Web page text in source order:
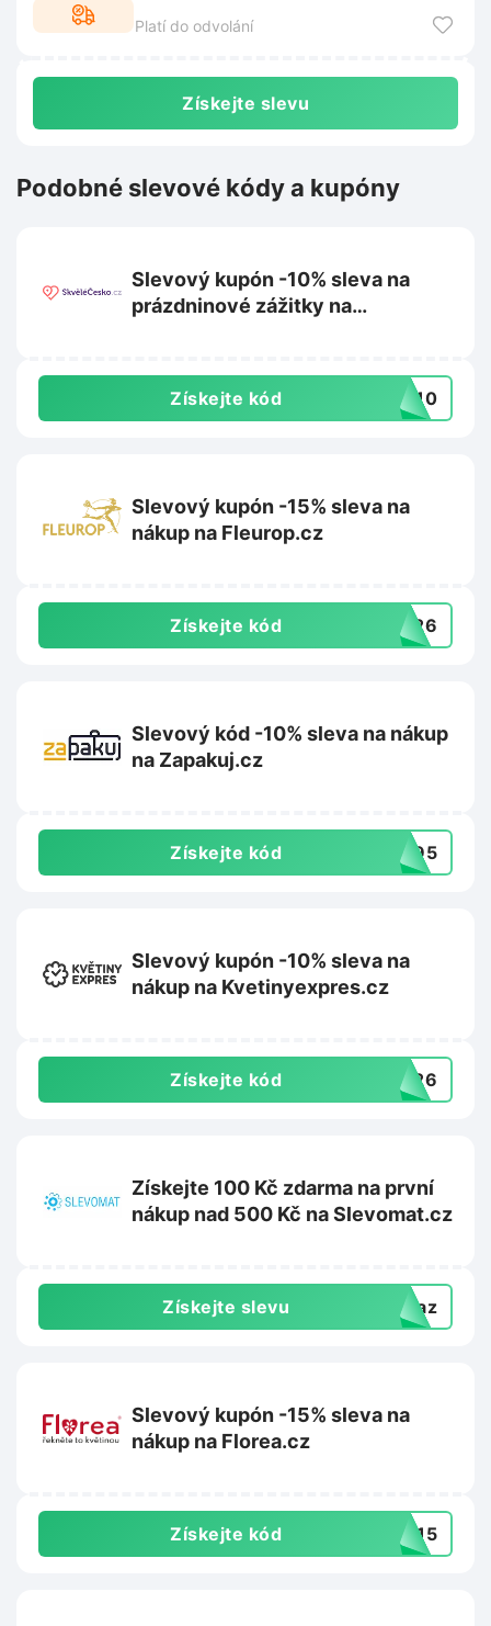
Platí do odvolání
Získejte slevu
Podobné slevové kódy a kupóny
Slevový kupón -10% sleva na
prázdninové zážitky na
Získejte kód OB10
Slevový kupón -15% sleva na
nákup na Fleurop.cz
Získejte kód ET26
Slevový kód -10% sleva na nákup
na Zapakuj.cz
Získejte kód 2095
Slevový kupón -10% sleva na
nákup na Kvetinyexpres.cz
Získejte kód TO26
Získejte 100 Kč zdarma na první
nákup nad 500 Kč na Slevomat.cz
Získejte slevu dkaz
Slevový kupón -15% sleva na
nákup na Florea.cz
Získejte kód TA15